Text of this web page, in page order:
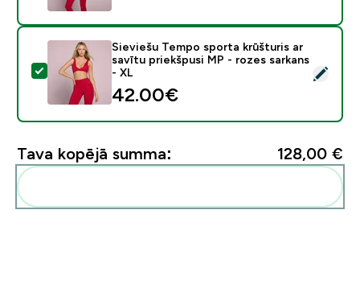
Atlasīt šo produktu - Sieviešu Tempo sporta
Sieviešu Tempo sporta krūšturis ar
savītu priekšpusi MP - rozes sarkans
- XL
42.00€‎
Tava kopējā summa: 128,00 €‎